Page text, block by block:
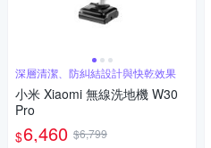
深層清潔、防糾結設計與快乾效果
小米 Xiaomi 無線洗地機 W30
Pro
$6,460 $6,799